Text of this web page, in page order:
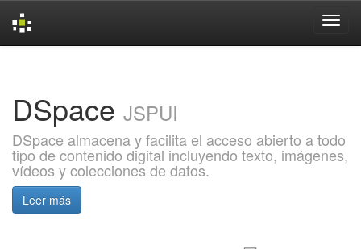
DSpace JSPUI
DSpace almacena y facilita el acceso abierto a todo
tipo de contenido digital incluyendo texto, imágenes,
vídeos y colecciones de datos.
Leer más